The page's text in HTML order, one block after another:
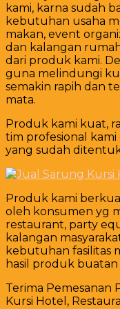
kami, karna sudah
kebutuhan usaha
makan, event
dan kalangan
dari produk kami.
guna melindungi
semakin rapih dan
mata.
Produk kami kuat,
tim profesional kami
yang sudah
Produk kami
oleh konsumen yg
restaurant, party
kalangan
kebutuhan fasilitas
hasil produk buatan
Terima Pemesanan
Kursi Hotel,